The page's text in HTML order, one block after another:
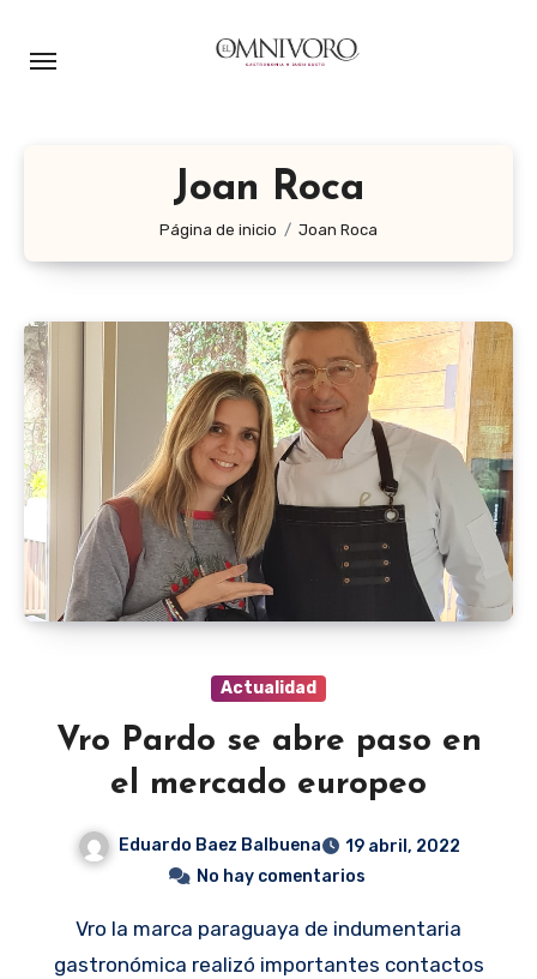
Joan Roca
Página de inicio Joan Roca
Actualidad
Vro Pardo se abre paso en
el mercado europeo
Eduardo Baez Balbuena
19 abril, 2022
No hay comentarios
Vro la marca paraguaya de indumentaria
gastronómica realizó importantes contactos